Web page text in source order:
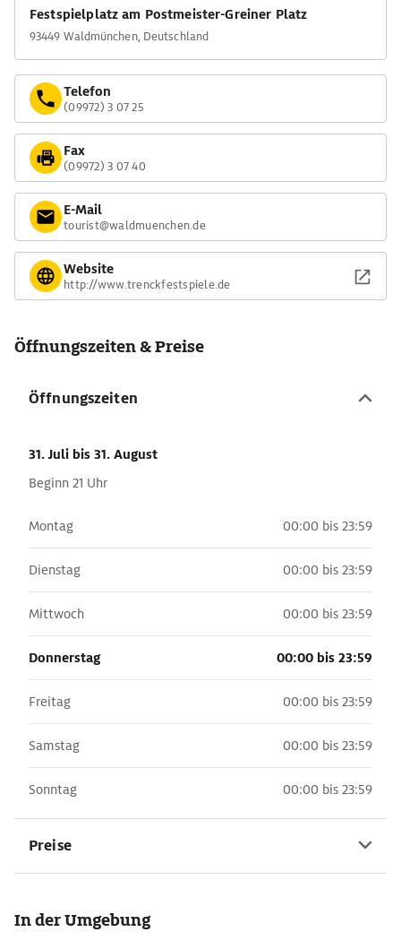
Festspielplatz am Postmeister-Greiner Platz
93449 Waldmünchen, Deutschland
Telefon
(09972) 3 07 25
Fax
(09972) 3 07 40
E-Mail
tourist@waldmuenchen.de
Website
http://www.trenckfestspiele.de
Öffnungszeiten & Preise
Öffnungszeiten
31. Juli bis 31. August
Beginn 21 Uhr
Montag 00:00 bis 23:59
Dienstag 00:00 bis 23:59
Mittwoch 00:00 bis 23:59
Donnerstag 00:00 bis 23:59
Freitag 00:00 bis 23:59
Samstag 00:00 bis 23:59
Sonntag 00:00 bis 23:59
Preise
In der Umgebung